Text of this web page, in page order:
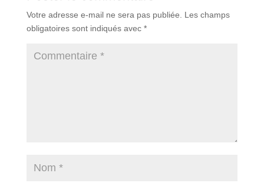
Votre adresse e-mail ne sera pas publiée. Les champs
obligatoires sont indiqués avec *